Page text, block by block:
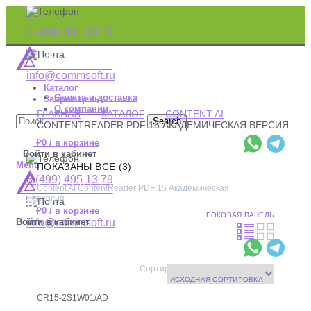
8 (499) 495 13 79
info@commsoft.ru
Оплата и доставка
О компании
Контакты
8 (499) 495 13 79
info@commsoft.ru
Каталог
Запрос цены
Search
₽0 / в корзине
Войти в кабинет
Menu
₽0 / в корзине
Войти в кабинет
ГЛАВНАЯ КАТАЛОГ
CONTENT AI
CONTENTREADER PDF 15 АКАДЕМИЧЕСКАЯ ВЕРСИЯ
ПОКАЗАНЫ ВСЕ (3)
Content AI ContentReader PDF 15 Академическая
версия
БОКОВАЯ ПАНЕЛЬ
CR15-2S1W01/AD